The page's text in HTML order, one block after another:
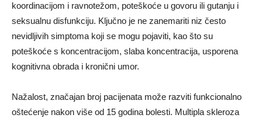
koordinacijom i ravnotežom, poteškoće u govoru ili gutanju i
seksualnu disfunkciju. Ključno je ne zanemariti niz često
nevidljivih simptoma koji se mogu pojaviti, kao što su
poteškoće s koncentracijom, slaba koncentracija, usporena
kognitivna obrada i kronični umor.
Nažalost, značajan broj pacijenata može razviti funkcionalno
oštećenje nakon više od 15 godina bolesti. Multipla skleroza